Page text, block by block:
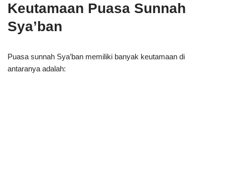
Keutamaan Puasa Sunnah
Sya’ban
Puasa sunnah Sya’ban memiliki banyak keutamaan di
antaranya adalah: